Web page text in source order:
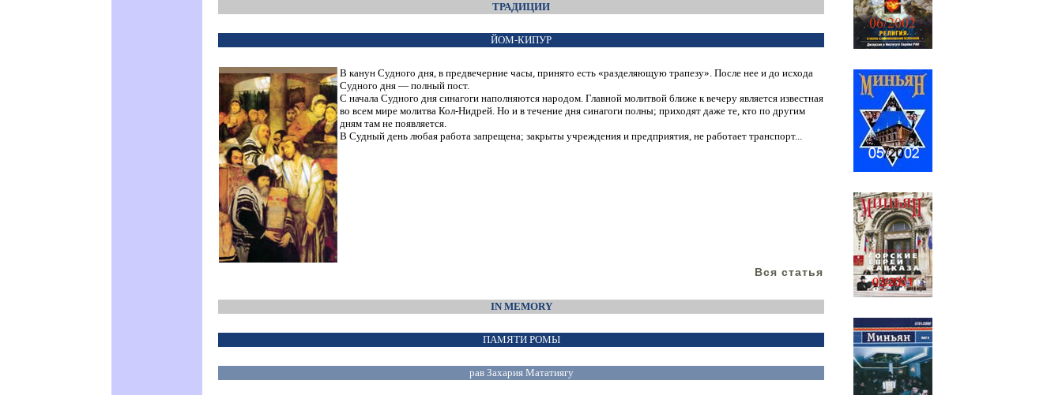
ТРАДИЦИИ
ЙОМ-КИПУР
В канун Судного дня, в предвечерние часы, принято есть «разделяющую трапезу». После нее и до исхода
Судного дня — полный пост.
С начала Судного дня синагоги наполняются народом. Главной молитвой ближе к вечеру является известная
во всем мире молитва Кол-Нидрей. Но и в течение дня синагоги полны; приходят даже те, кто по другим
дням там не появляется.
В Судный день любая работа запрещена; закрыты учреждения и предприятия, не работает транспорт...
Вся статья
IN MEMORY
ПАМЯТИ РОМЫ
рав Захария Мататиягу